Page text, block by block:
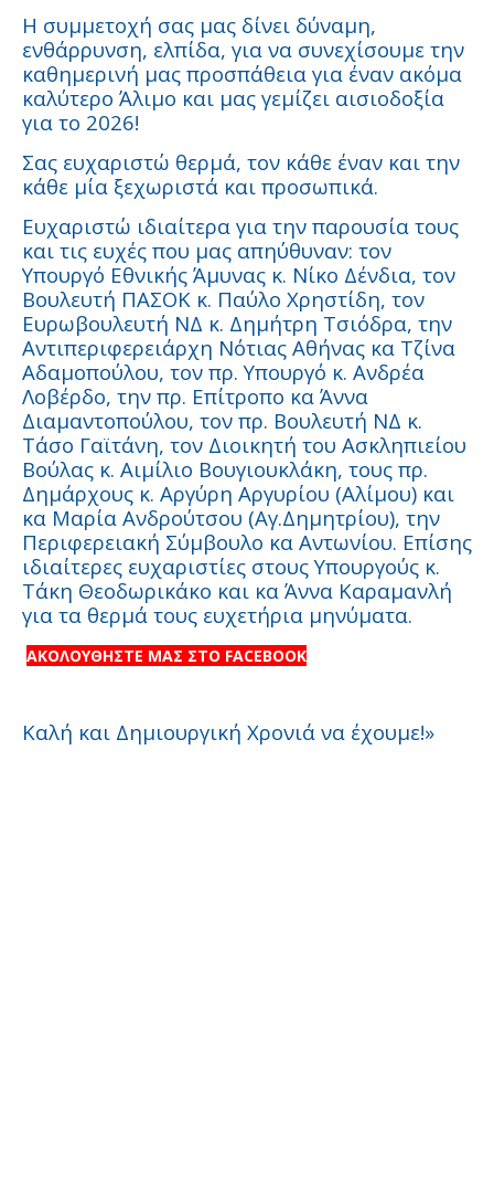
Η συμμετοχή σας μας δίνει δύναμη,
ενθάρρυνση, ελπίδα, για να συνεχίσουμε την
καθημερινή μας προσπάθεια για έναν ακόμα
καλύτερο Άλιμο και μας γεμίζει αισιοδοξία
για το 2026!
Σας ευχαριστώ θερμά, τον κάθε έναν και την
κάθε μία ξεχωριστά και προσωπικά.
Ευχαριστώ ιδιαίτερα για την παρουσία τους
και τις ευχές που μας απηύθυναν: τον
Υπουργό Εθνικής Άμυνας κ. Νίκο Δένδια, τον
Βουλευτή ΠΑΣΟΚ κ. Παύλο Χρηστίδη, τον
Ευρωβουλευτή ΝΔ κ. Δημήτρη Τσιόδρα, την
Αντιπεριφερειάρχη Νότιας Αθήνας κα Τζίνα
Αδαμοπούλου, τον πρ. Υπουργό κ. Ανδρέα
Λοβέρδο, την πρ. Επίτροπο κα Άννα
Διαμαντοπούλου, τον πρ. Βουλευτή ΝΔ κ.
Τάσο Γαϊτάνη, τον Διοικητή του Ασκληπιείου
Βούλας κ. Αιμίλιο Βουγιουκλάκη, τους πρ.
Δημάρχους κ. Αργύρη Αργυρίου (Αλίμου) και
κα Μαρία Ανδρούτσου (Αγ.Δημητρίου), την
Περιφερειακή Σύμβουλο κα Αντωνίου. Επίσης
ιδιαίτερες ευχαριστίες στους Υπουργούς κ.
Τάκη Θεοδωρικάκο και κα Άννα Καραμανλή
για τα θερμά τους ευχετήρια μηνύματα.
ΑΚΟΛΟΥΘΗΣΤΕ ΜΑΣ ΣΤΟ FACEBOOK
Καλή και Δημιουργική Χρονιά να έχουμε!»